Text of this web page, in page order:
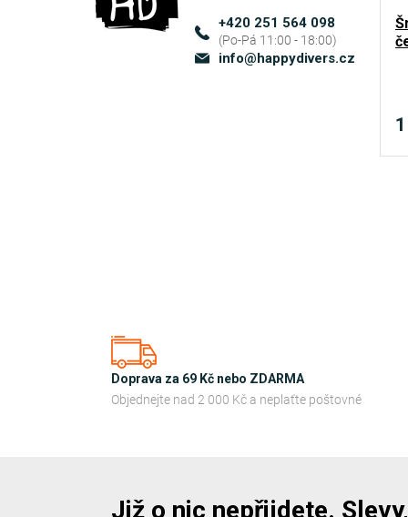
+420 251 564 098
info@happydivers.cz
Doprava za 69 Kč nebo ZDARMA
Objednejte nad 2 000 Kč a neplaťte poštovné
Již o nic nepřijdete.